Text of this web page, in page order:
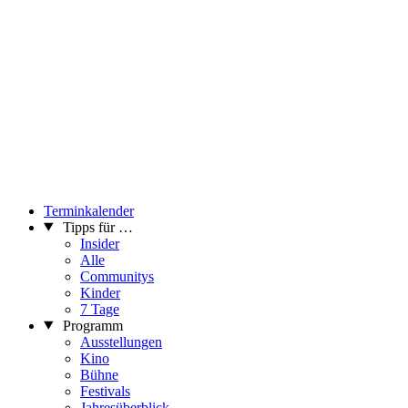
Terminkalender
Tipps für …
Insider
Alle
Communitys
Kinder
7 Tage
Programm
Ausstellungen
Kino
Bühne
Festivals